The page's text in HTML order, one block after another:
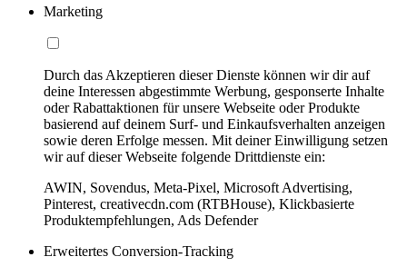
Marketing
Durch das Akzeptieren dieser Dienste können wir dir auf
deine Interessen abgestimmte Werbung, gesponserte Inhalte
oder Rabattaktionen für unsere Webseite oder Produkte
basierend auf deinem Surf- und Einkaufsverhalten anzeigen
sowie deren Erfolge messen. Mit deiner Einwilligung setzen
wir auf dieser Webseite folgende Drittdienste ein:
AWIN, Sovendus, Meta-Pixel, Microsoft Advertising,
Pinterest, creativecdn.com (RTBHouse), Klickbasierte
Produktempfehlungen, Ads Defender
Erweitertes Conversion-Tracking